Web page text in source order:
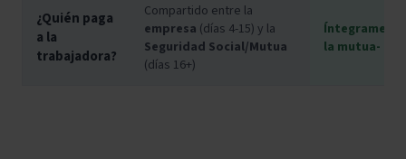
¿Quién paga
a la
trabajadora?
Compartido entre la
empresa (días 4-15) y la
Seguridad Social/Mutua
(días 16+)
la mutua-